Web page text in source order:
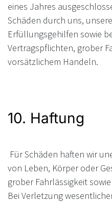
eines Jahres
Schäden durch uns,
Erfüllungsgehilfen sowie
Vertragspflichten, grober
vorsätzlichem Handeln.
10. Haftung
Für Schäden haften wir
von Leben, Körper oder
grober Fahrlässigkeit
Bei Verletzung